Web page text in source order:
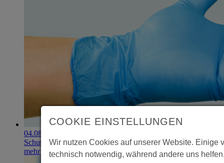
04.08.2026
Schutzhandschuhe erzielen 900.000-Euro-Exit
mehr erfahren
COOKIE EINSTELLUNGEN
Wir nutzen Cookies auf unserer Website. Einige
technisch notwendig, während andere uns